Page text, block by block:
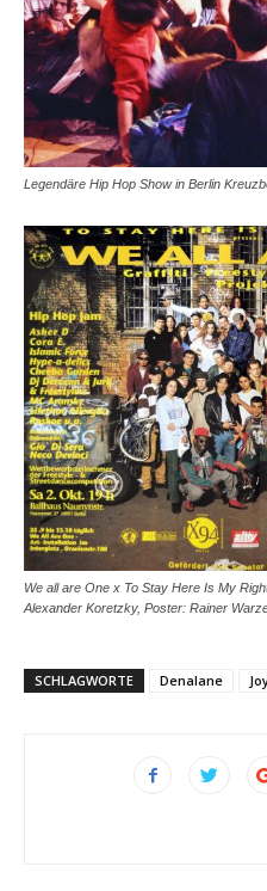
Legendäre Hip Hop Show in Berlin
We all are One x To Stay Here Is My
Alexander Koretzky, Poster: Rainer
SCHLAGWORTE Denalane